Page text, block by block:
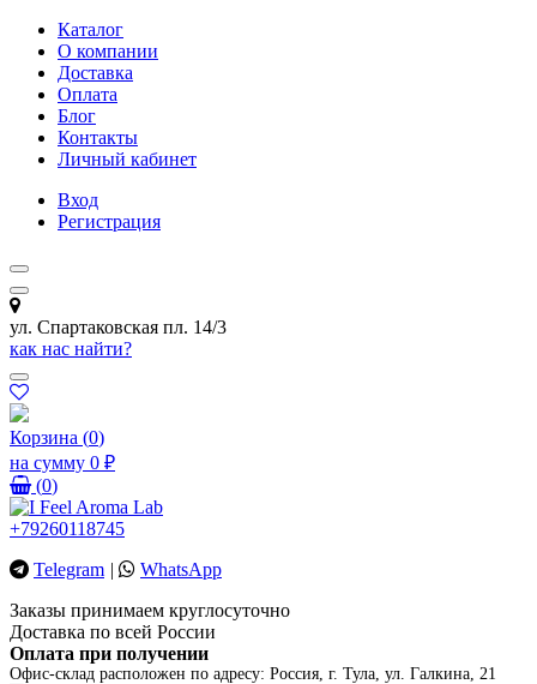
Каталог
О компании
Доставка
Оплата
Блог
Контакты
Личный кабинет
Вход
Регистрация
ул. Спартаковская пл. 14/3
как нас найти?
Корзина (0)
на сумму 0 ₽
(0)
+79260118745
Telegram |
WhatsApp
Заказы принимаем круглосуточно
Доставка по всей России
Оплата при получении
Офис-склад расположен по адресу: Россия, г. Тула, ул. Галкина, 21